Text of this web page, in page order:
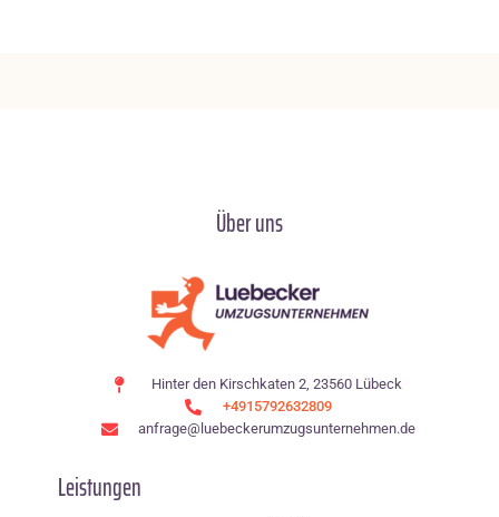
Über uns
Hinter den Kirschkaten 2, 23560 Lübeck
+4915792632809
anfrage@luebeckerumzugsunternehmen.de
Leistungen